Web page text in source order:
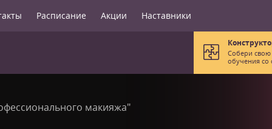
Расписание Акции Наставники
Собери
обучения со
макияжа"